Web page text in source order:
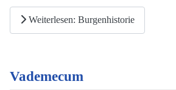
Weiterlesen: Burgenhistorie
Vademecum